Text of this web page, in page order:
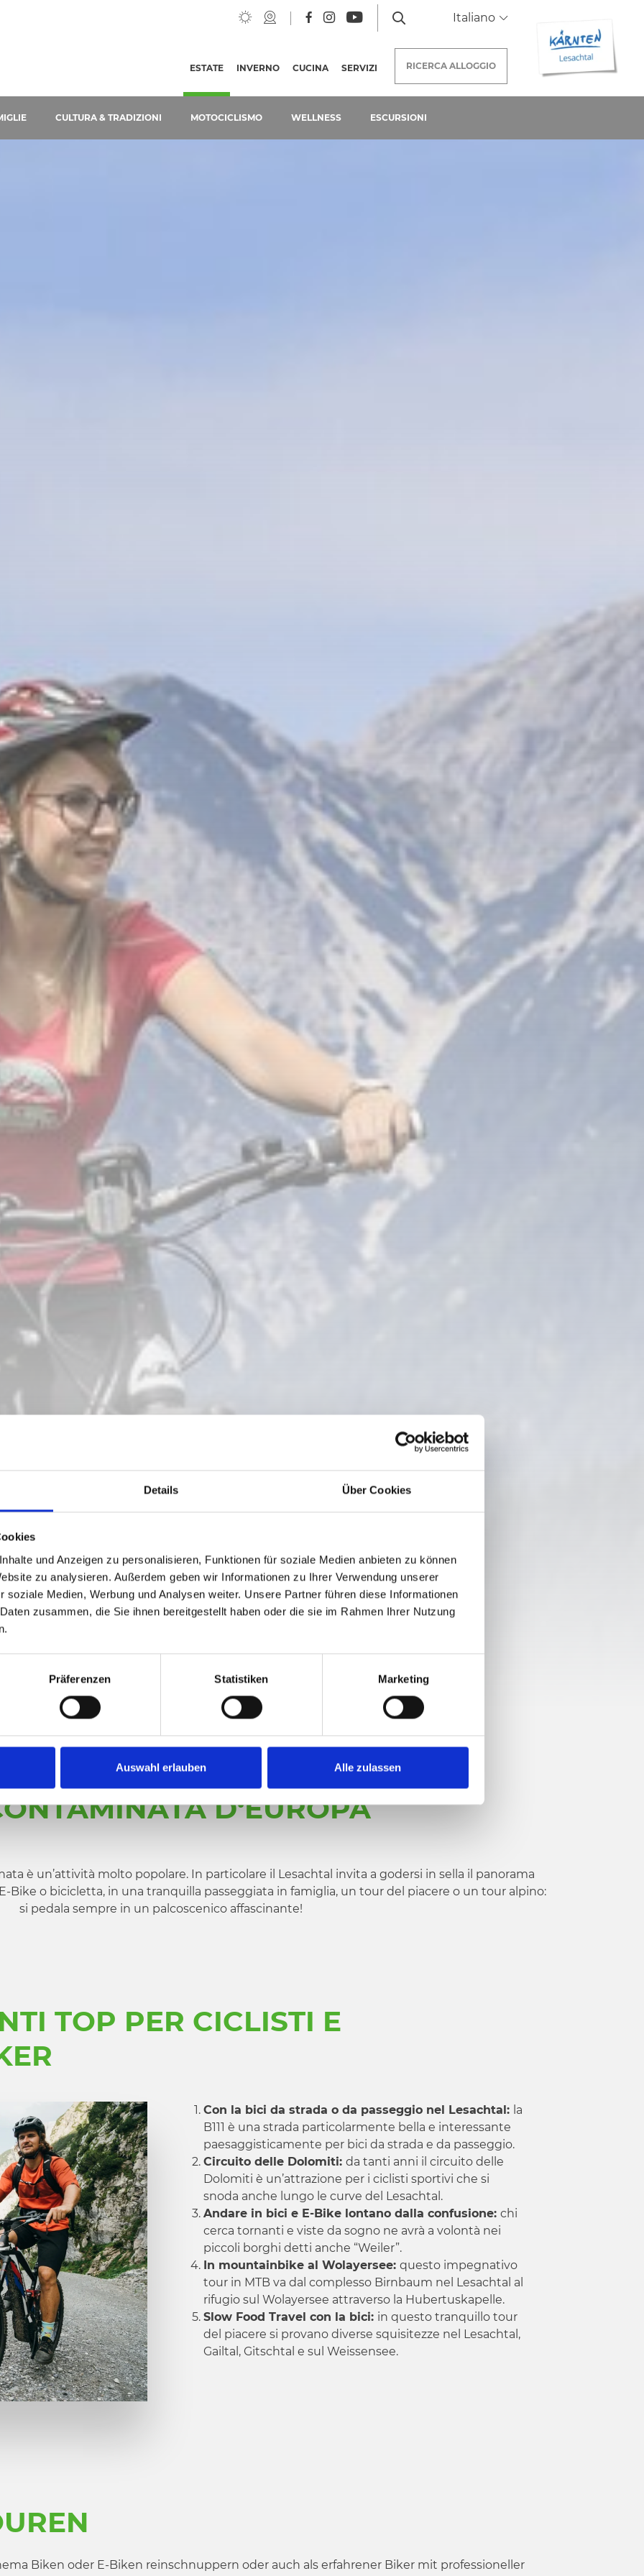
Details Über Cookies
und Anzeigen zu personalisieren, Funktionen für soziale Medien anbieten zu können
zu analysieren. Außerdem geben wir Informationen zu Ihrer Verwendung unserer
soziale Medien, Werbung und Analysen weiter. Unsere Partner führen diese Informationen
zusammen, die Sie ihnen bereitgestellt haben oder die sie im Rahmen Ihrer Nutzung
Präferenzen Statistiken Marketing
Auswahl erlauben Alle zulassen
Italiano
ESTATE(PAGINA ATTUALE)
CULTURA & TRADIZIONI MOTOCICLISMO WELLNESS ESCURSIONI
INVERNO CUCINA SERVIZI RICERCA ALLOGGIO
NEL
RUOTE NELLA VALLE PIÙ
D‘EUROPA
è un’attività molto popolare. In particolare il Lesachtal invita a godersi in sella il panorama
Bike o bicicletta, in una tranquilla passeggiata in famiglia, un tour del piacere o un tour alpino:
si pedala sempre in un palcoscenico affascinante!
TOP PER CICLISTI E
Con la bici da strada o da passeggio nel Lesachtal: la
B111 è una strada particolarmente bella e interessante
paesaggisticamente per bici da strada e da passeggio.
Circuito delle Dolomiti: da tanti anni il circuito delle
Dolomiti è un’attrazione per i ciclisti sportivi che si
snoda anche lungo le curve del Lesachtal.
Andare in bici e E-Bike lontano dalla confusione: chi
cerca tornanti e viste da sogno ne avrà a volontà nei
piccoli borghi detti anche “Weiler”.
In mountainbike al Wolayersee: questo impegnativo
tour in MTB va dal complesso Birnbaum nel Lesachtal al
rifugio sul Wolayersee attraverso la Hubertuskapelle.
Slow Food Travel con la bici: in questo tranquillo tour
del piacere si provano diverse squisitezze nel Lesachtal,
Gailtal, Gitschtal e sul Weissensee.
Biken oder E-Biken reinschnuppern oder auch als erfahrener Biker mit professioneller